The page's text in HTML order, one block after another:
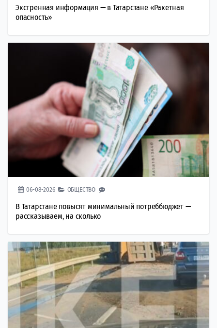
Экстренная информация — в Татарстане «Ракетная
опасность»
06-08-2026 ОБЩЕСТВО
В Татарстане повысят минимальный потреббюджет —
рассказываем, на сколько